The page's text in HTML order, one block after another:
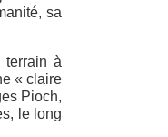
sa
terrain à
« claire
Pioch,
le long